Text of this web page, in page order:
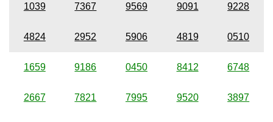
1039 7367 9569 9091 9228
4824 2952 5906 4819 0510
1659 9186 0450 8412 6748
2667 7821 7995 9520 3897